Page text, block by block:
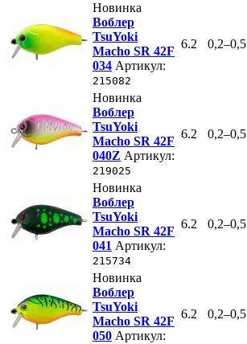
Новинка
Воблер
TsuYoki
Macho SR 42F
034 Артикул:
215082
6.2 0,2–0,5
Новинка
Воблер
TsuYoki
Macho SR 42F
040Z Артикул:
219025
6.2 0,2–0,5
Новинка
Воблер
TsuYoki
Macho SR 42F
041 Артикул:
215734
6.2 0,2–0,5
Новинка
Воблер
TsuYoki
Macho SR 42F
050 Артикул:
6.2 0,2–0,5